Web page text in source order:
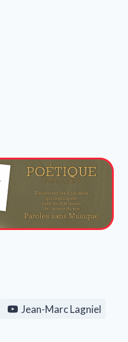
Jean-Marc Lagniel